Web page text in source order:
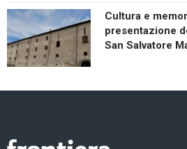
Cultura e
presentazione
San Salvatore